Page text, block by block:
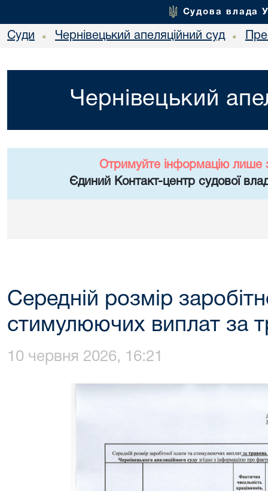
Судова влада
Суди • Чернівецький апеляційний суд •
Чернівецький
Отримуйте інформацію лише
Єдиний Контакт-центр судової
Середній розмір
стимулюючих виплат за
10 червня 2026, 16:21